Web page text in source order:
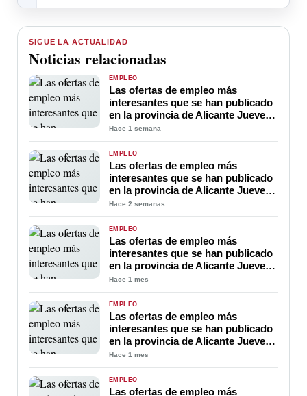
SIGUE LA ACTUALIDAD
Noticias relacionadas
EMPLEO
Las ofertas de empleo más
interesantes que se han publicado
en la provincia de Alicante Jueves
30 de Julio 2026
Hace 1 semana
EMPLEO
Las ofertas de empleo más
interesantes que se han publicado
en la provincia de Alicante Jueves
23 de Julio 2026
Hace 2 semanas
EMPLEO
Las ofertas de empleo más
interesantes que se han publicado
en la provincia de Alicante Jueves
02 de Julio 2026
Hace 1 mes
EMPLEO
Las ofertas de empleo más
interesantes que se han publicado
en la provincia de Alicante Jueves
25 de Junio 2026
Hace 1 mes
EMPLEO
Las ofertas de empleo más